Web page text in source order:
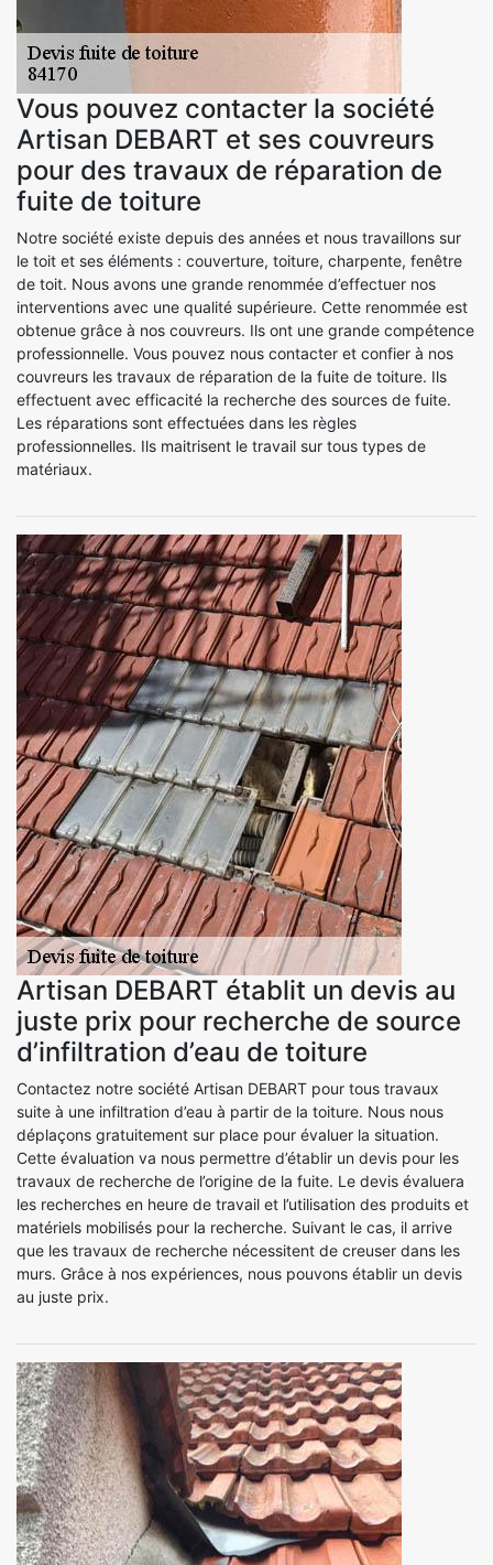
Vous pouvez contacter la société
Artisan DEBART et ses couvreurs
pour des travaux de réparation de
fuite de toiture
Notre société existe depuis des années et nous travaillons sur
le toit et ses éléments : couverture, toiture, charpente, fenêtre
de toit. Nous avons une grande renommée d’effectuer nos
interventions avec une qualité supérieure. Cette renommée est
obtenue grâce à nos couvreurs. Ils ont une grande compétence
professionnelle. Vous pouvez nous contacter et confier à nos
couvreurs les travaux de réparation de la fuite de toiture. Ils
effectuent avec efficacité la recherche des sources de fuite.
Les réparations sont effectuées dans les règles
professionnelles. Ils maitrisent le travail sur tous types de
matériaux.
Artisan DEBART établit un devis au
juste prix pour recherche de source
d’infiltration d’eau de toiture
Contactez notre société Artisan DEBART pour tous travaux
suite à une infiltration d’eau à partir de la toiture. Nous nous
déplaçons gratuitement sur place pour évaluer la situation.
Cette évaluation va nous permettre d’établir un devis pour les
travaux de recherche de l’origine de la fuite. Le devis évaluera
les recherches en heure de travail et l’utilisation des produits et
matériels mobilisés pour la recherche. Suivant le cas, il arrive
que les travaux de recherche nécessitent de creuser dans les
murs. Grâce à nos expériences, nous pouvons établir un devis
au juste prix.